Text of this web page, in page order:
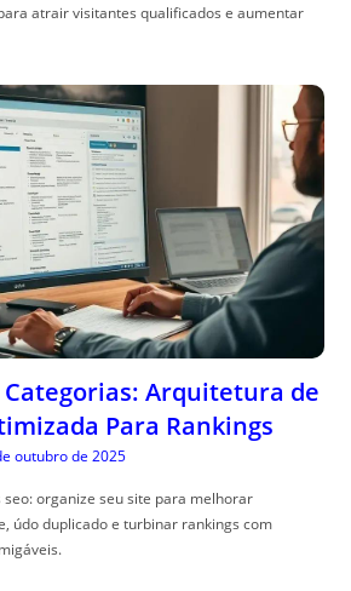
atrair visitantes qualificados e aumentar
Arquitetura de
Para Rankings
outubro de 2025
organize seu site para melhorar
údo duplicado e turbinar rankings com